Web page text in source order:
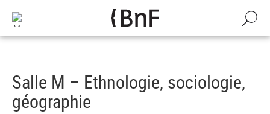
contenu
Recherche
Salle M – Ethnologie, sociologie,
géographie